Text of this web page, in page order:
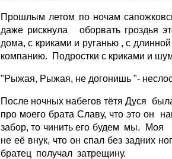
Прошлым летом по ночам
даже рискнула оборвать гроздья
дома, с криками и руганью , с
компанию. Подростки с криками и
"Рыжая, Рыжая, не догонишь "-
После ночных набегов тётя Дуся
про моего брата Славу, что это он
забор, то чинить его будем мы. Моя
не её внук, что он спал без задних
братец получал затрещину.